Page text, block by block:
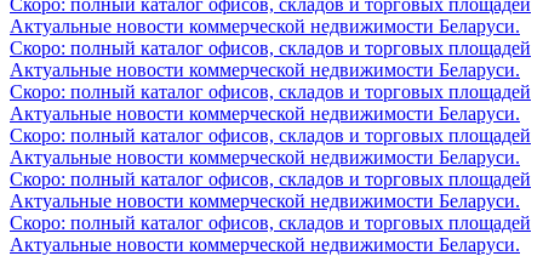
Актуальные новости коммерческой недвижимости Беларуси.
Скоро: полный каталог офисов, складов и торговых площадей
Актуальные новости коммерческой недвижимости Беларуси.
Скоро: полный каталог офисов, складов и торговых площадей
Актуальные новости коммерческой недвижимости Беларуси.
Скоро: полный каталог офисов, складов и торговых площадей
Актуальные новости коммерческой недвижимости Беларуси.
Скоро: полный каталог офисов, складов и торговых площадей
Актуальные новости коммерческой недвижимости Беларуси.
Скоро: полный каталог офисов, складов и торговых площадей
Актуальные новости коммерческой недвижимости Беларуси.